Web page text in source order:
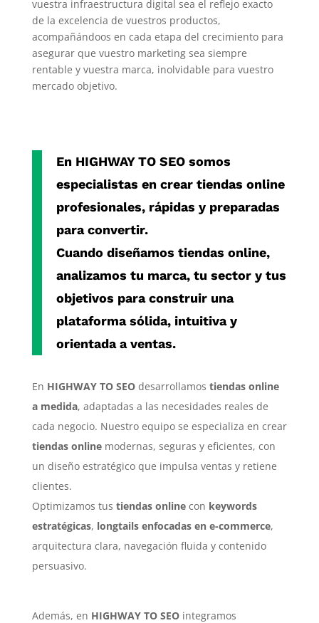
vuestra infraestructura digital sea el reflejo exacto
de la excelencia de vuestros productos,
acompañándoos en cada etapa del crecimiento para
asegurar que vuestro marketing sea siempre
rentable y vuestra marca, inolvidable para vuestro
mercado objetivo.
En HIGHWAY TO SEOsomos
especialistas en crear tiendas online
profesionales, rápidas y preparadas
para convertir.
Cuando diseñamos tiendas online,
analizamos tu marca, tu sector y tus
objetivos para construir una
plataforma sólida, intuitiva y
orientada a ventas.
En HIGHWAY TO SEOdesarrollamos tiendas online
a medida, adaptadas a las necesidades reales de
cada negocio. Nuestro equipo se especializa en crear
tiendas onlinemodernas, seguras y eficientes, con
un diseño estratégico que impulsa ventas y retiene
clientes.
Optimizamos tus tiendas onlinecon keywords
estratégicas, longtails enfocadas en e-commerce,
arquitectura clara, navegación fluida y contenido
persuasivo.
Además, en HIGHWAY TO SEOintegramos